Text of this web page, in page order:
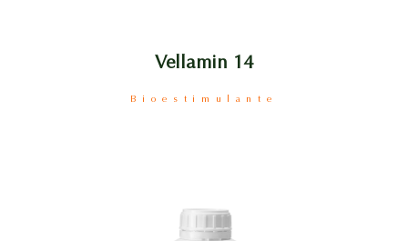
Vellamin 14
Bioestimulante